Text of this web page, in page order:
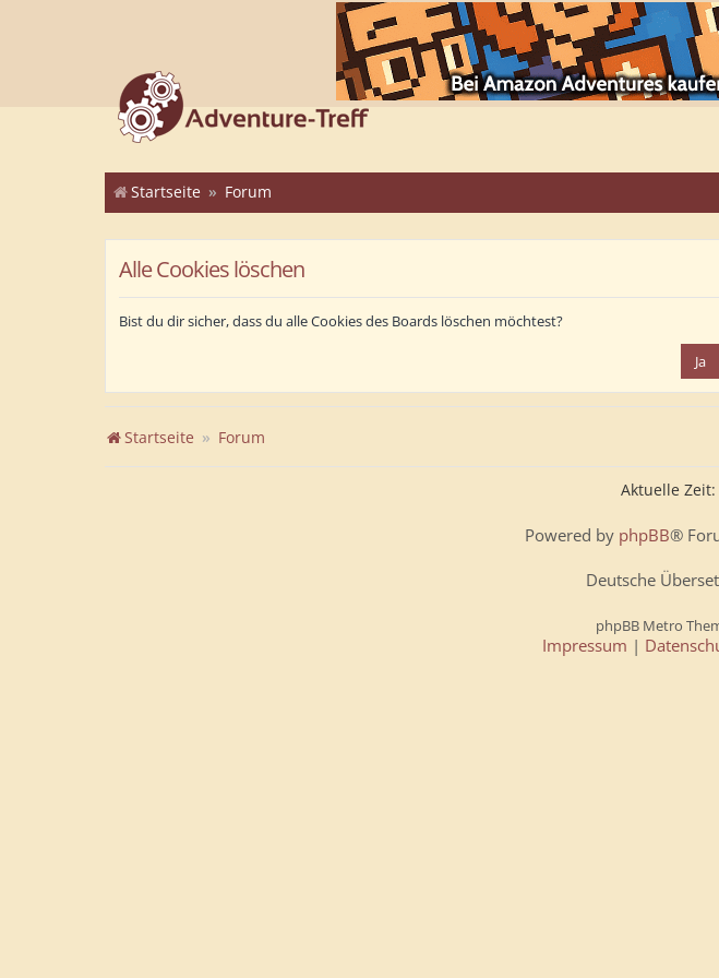
Startseite Forum
Alle Cookies löschen
Bist du dir sicher, dass du alle Cookies des Boards löschen möchtest?
Startseite Forum
Aktuelle Zeit:
Powered by phpBB®
Deutsche
phpBB Metro
Impressum |